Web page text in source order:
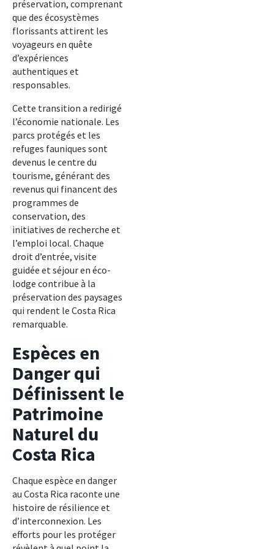
préservation, comprenant
que des écosystèmes
florissants attirent les
voyageurs en quête
d’expériences
authentiques et
responsables.
Cette transition a redirigé
l’économie nationale. Les
parcs protégés et les
refuges fauniques sont
devenus le centre du
tourisme, générant des
revenus qui financent des
programmes de
conservation, des
initiatives de recherche et
l’emploi local. Chaque
droit d’entrée, visite
guidée et séjour en éco-
lodge contribue à la
préservation des paysages
qui rendent le Costa Rica
remarquable.
Espèces en
Danger qui
Définissent le
Patrimoine
Naturel du
Costa Rica
Chaque espèce en danger
au Costa Rica raconte une
histoire de résilience et
d’interconnexion. Les
efforts pour les protéger